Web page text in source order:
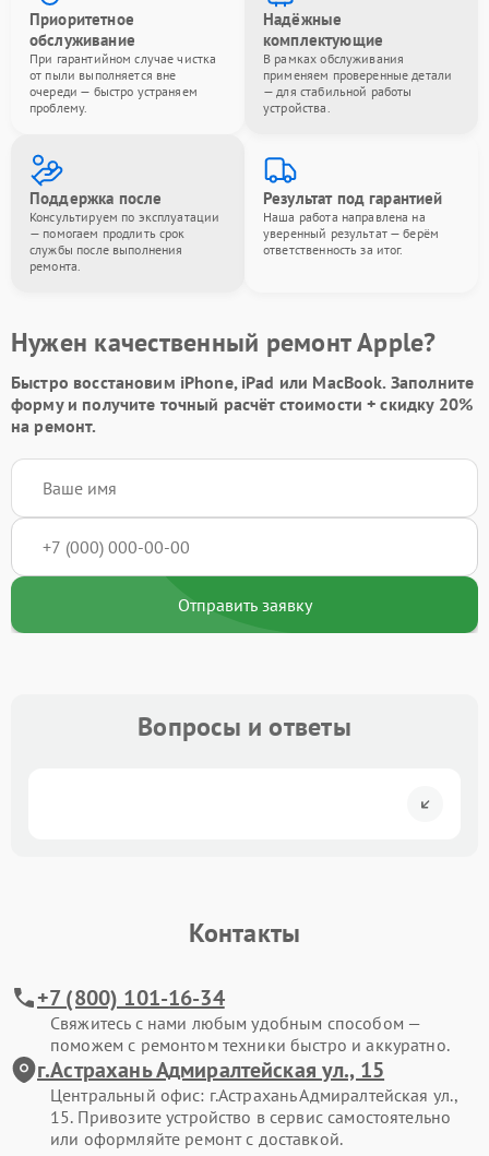
Приоритетное
обслуживание
При гарантийном случае чистка
от пыли выполняется вне
очереди — быстро устраняем
проблему.
Надёжные
комплектующие
В рамках обслуживания
применяем проверенные детали
— для стабильной работы
устройства.
Поддержка после
Консультируем по эксплуатации
— помогаем продлить срок
службы после выполнения
ремонта.
Результат под гарантией
Наша работа направлена на
уверенный результат — берём
ответственность за итог.
Нужен качественный ремонт Apple?
Быстро восстановим iPhone, iPad или MacBook. Заполните
формуи получите точный расчёт стоимости +скидку 20%
на ремонт.
Отправить заявку
Вопросы и ответы
Контакты
+7 (800) 101-16-34
Свяжитесь с нами любым удобным способом —
поможем с ремонтом техники быстро и аккуратно.
г.Астрахань Адмиралтейская ул., 15
Центральный офис: г.Астрахань Адмиралтейская ул.,
15. Привозите устройство в сервис самостоятельно
или оформляйте ремонт с доставкой.